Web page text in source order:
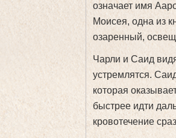
означает имя
Моисея, одна из
озаренный,
Чарли и Саид
устремлятся.
которая
быстрее идти
кровотечение